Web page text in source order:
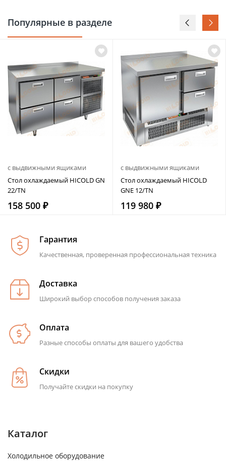
Популярные в разделе
с выдвижными ящиками
Стол охлаждаемый HICOLD GN
22/TN
158 500 ₽
с выдвижными ящиками
Стол охлаждаемый HICOLD
GNE 12/TN
119 980 ₽
Гарантия
Качественная, проверенная профессиональная техника
Доставка
Широкий выбор способов получения заказа
Оплата
Разные способы оплаты для вашего удобства
Скидки
Получайте скидки на покупку
Каталог
Холодильное оборудование